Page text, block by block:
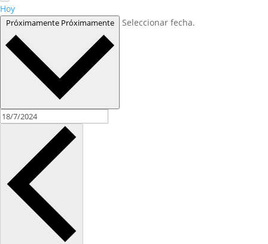
Hoy
Próximamente Próximamente Seleccionar fecha.